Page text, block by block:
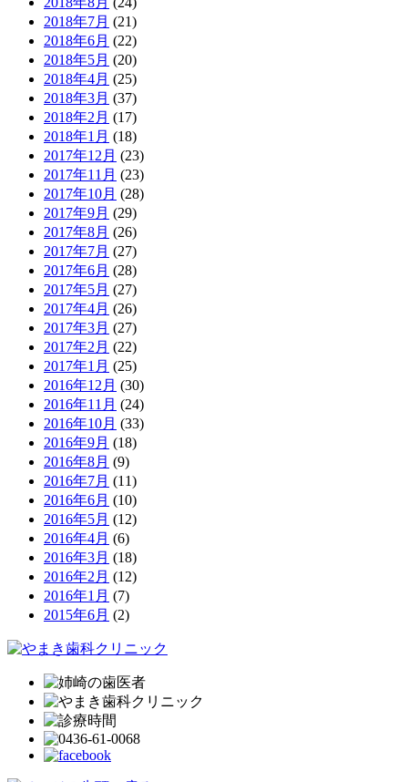
2018年7月 (21)
2018年6月 (22)
2018年5月 (20)
2018年4月 (25)
2018年3月 (37)
2018年2月 (17)
2018年1月 (18)
2017年12月 (23)
2017年11月 (23)
2017年10月 (28)
2017年9月 (29)
2017年8月 (26)
2017年7月 (27)
2017年6月 (28)
2017年5月 (27)
2017年4月 (26)
2017年3月 (27)
2017年2月 (22)
2017年1月 (25)
2016年12月 (30)
2016年11月 (24)
2016年10月 (33)
2016年9月 (18)
2016年8月 (9)
2016年7月 (11)
2016年6月 (10)
2016年5月 (12)
2016年4月 (6)
2016年3月 (18)
2016年2月 (12)
2016年1月 (7)
2015年6月 (2)